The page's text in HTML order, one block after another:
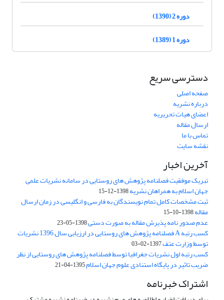
دوره 2 (1390)
دوره 1 (1389)
دسترسی سریع
صفحه اصلی
درباره نشریه
اعضای هیات تحریریه
ارسال مقاله
تماس با ما
نقشه سایت
آخرین اخبار
تبریک موفقیت فصلنامه پژوهش های روستایی در سامانه نشریات علمی
جهان اسلام به همراهان نشریه1398-12-15
ثبت مشخصات کامل تمام نویسندگان به فارسی و انگلیسی در زمان ارسال
مقاله1398-10-15
عدم صدور نامه پذیرش مقاله به صورت دستی1398-05-23
کسب رتبه A فصلنامه پژوهش های روستایی در ارزیابی سال 1396 نشریات
توسط وزارت عتف1397-02-03
کسب رتبه اول نشریات جغرافیا توسط فصلنامه پژوهش های روستایی از نظر
ضریب تاثیر در پایگاه استنادی علوم جهان اسلام1395-04-21
اشتراک خبرنامه